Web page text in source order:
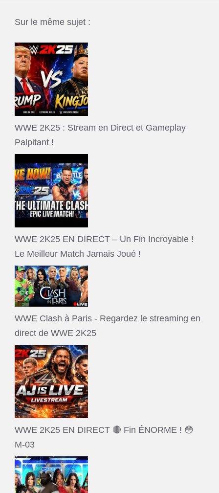
Sur le même sujet :
WWE 2K25 : Stream en Direct et Gameplay
Palpitant !
WWE 2K25 EN DIRECT – Un Fin Incroyable !
Le Meilleur Match Jamais Joué !
WWE Clash à Paris - Regardez le streaming en
direct de WWE 2K25
WWE 2K25 EN DIRECT 🔴 Fin ÉNORME ! 😳
M-03